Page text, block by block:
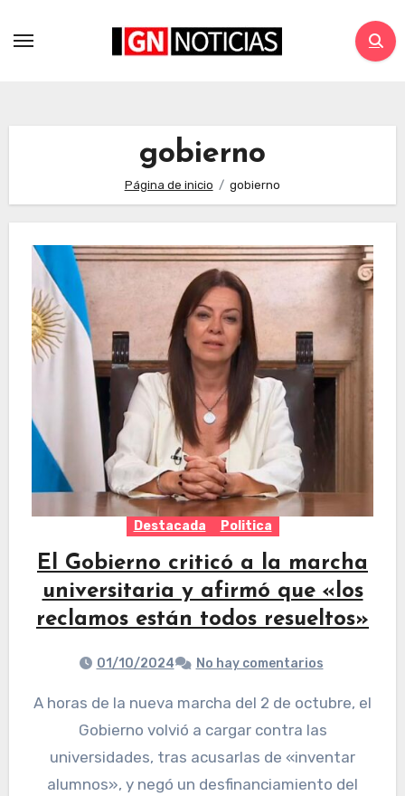
gobierno
Página de inicio gobierno
Destacada Politica
El Gobierno criticó a la marcha
universitaria y afirmó que «los
reclamos están todos resueltos»
01/10/2024 No hay comentarios
A horas de la nueva marcha del 2 de octubre, el
Gobierno volvió a cargar contra las
universidades, tras acusarlas de «inventar
alumnos», y negó un desfinanciamiento del